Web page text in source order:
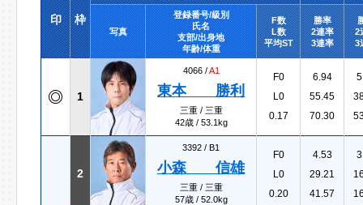
印 枠
写真
登録番号/級別
氏名
支部/出身地
年齢/体重
F数
L数
平均ST
勝率
2連率
3連率
2
3
1
4066 /A1
東本 勝利
三重 / 三重
42歳 / 53.1kg
F0
L0
0.17
6.94
55.45
70.30
2
3392 / B1
小森 信雄
三重 / 三重
57歳 / 52.0kg
F0
L0
0.20
4.53
29.21
41.57